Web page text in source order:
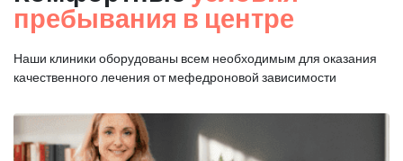
пребывания в центре
Наши клиники оборудованы всем необходимым для оказания
качественного лечения от мефедроновой зависимости